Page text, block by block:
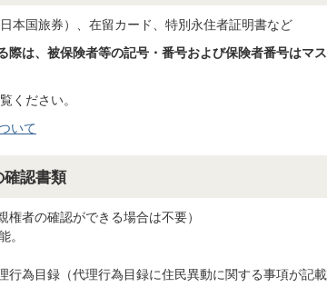
本国旅券）、在留カード、特別永住者証明書など
際は、被保険者等の記号・番号および保険者番号はマス
ください。
いて
認書類
者の確認ができる場合は不要）
。
行為目録（代理行為目録に住民異動に関する事項が記載